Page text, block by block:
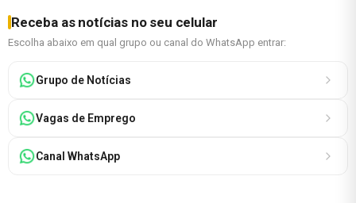
Receba as notícias no seu celular
Escolha abaixo em qual grupo ou canal do WhatsApp entrar:
Grupo de Notícias
Vagas de Emprego
Canal WhatsApp